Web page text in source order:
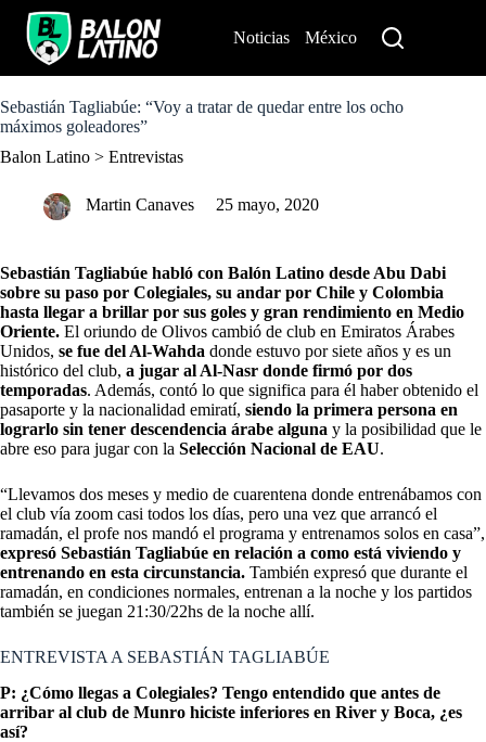
o
c
n
Noticias México
Sebastián Tagliabúe: “Voy a tratar de quedar entre los ocho
máximos goleadores”
Balon Latino > Entrevistas
Martin Canaves 25 mayo, 2020
Sebastián Tagliabúe habló con Balón Latino desde Abu Dabi
sobre su paso por Colegiales, su andar por Chile y Colombia
hasta llegar a brillar por sus goles y gran rendimiento en Medio
Oriente. El oriundo de Olivos cambió de club en Emiratos Árabes
Unidos, se fue del Al-Wahda donde estuvo por siete años y es un
histórico del club, a jugar al Al-Nasr donde firmó por dos
temporadas. Además, contó lo que significa para él haber obtenido el
pasaporte y la nacionalidad emiratí, siendo la primera persona en
lograrlo sin tener descendencia árabe alguna y la posibilidad que le
abre eso para jugar con la Selección Nacional de EAU.
“Llevamos dos meses y medio de cuarentena donde entrenábamos con
el club vía zoom casi todos los días, pero una vez que arrancó el
ramadán, el profe nos mandó el programa y entrenamos solos en casa”,
expresó Sebastián Tagliabúe en relación a como está viviendo y
entrenando en esta circunstancia. También expresó que durante el
ramadán, en condiciones normales, entrenan a la noche y los partidos
también se juegan 21:30/22hs de la noche allí.
ENTREVISTA A SEBASTIÁN TAGLIABÚE
P: ¿Cómo llegas a Colegiales? Tengo entendido que antes de
arribar al club de Munro hiciste inferiores en River y Boca, ¿es
así?